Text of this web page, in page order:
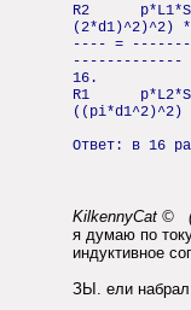
R2
---- =
-------------
16.
R1
Ответ: в 16
KilkennyCat ©
я думаю по
индуктивное
ЗЫ. ели